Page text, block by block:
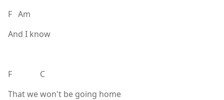
F Am
And I know
F C
That we won't be going home